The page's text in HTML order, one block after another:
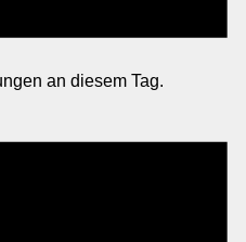
an diesem Tag.